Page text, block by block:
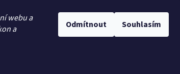
webu a
a
Odmítnout Souhlasím